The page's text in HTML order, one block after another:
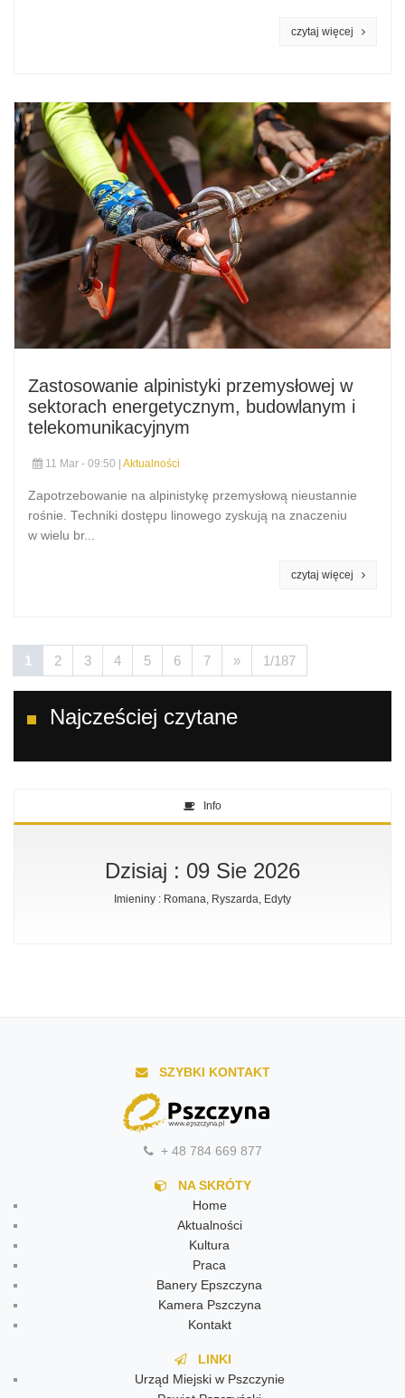
Zastosowanie alpinistyki przemysłowej w
sektorach energetycznym, budowlanym i
telekomunikacyjnym
11 Mar - 09:50 | Aktualności
Zapotrzebowanie na alpinistykę przemysłową nieustannie
rośnie. Techniki dostępu linowego zyskują na znaczeniu
w wielu br...
1 2 3 4 5 6 7 » 1/187
Najcześciej czytane
Info
Dzisiaj : 09 Sie 2026
Imieniny : Romana, Ryszarda, Edyty
SZYBKI KONTAKT
+ 48 784 669 877
NA SKRÓTY
Home
Aktualności
Kultura
Praca
Banery Epszczyna
Kamera Pszczyna
Kontakt
LINKI
Urząd Miejski w Pszczynie